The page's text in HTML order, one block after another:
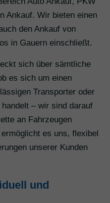
Ankauf. Wir bieten einen
den Ankauf von
in Gauern einschließt.
sich über sämtliche
es sich um einen
Transporter oder
– wir sind darauf
an Fahrzeugen
es uns, flexibel
unserer Kunden
und